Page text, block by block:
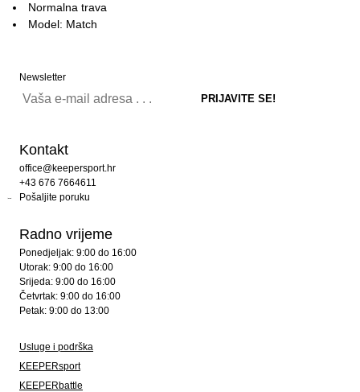
Normalna trava
Model: Match
Newsletter
Kontakt
office@keepersport.hr
+43 676 7664611
Pošaljite poruku
Radno vrijeme
Ponedjeljak: 9:00 do 16:00
Utorak: 9:00 do 16:00
Srijeda: 9:00 do 16:00
Četvrtak: 9:00 do 16:00
Petak: 9:00 do 13:00
Usluge i podrška
KEEPERsport
KEEPERbattle